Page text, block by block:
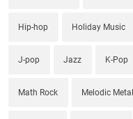
Hip-hop Holiday Music
J-pop Jazz K-Pop
Math Rock Melodic Metal